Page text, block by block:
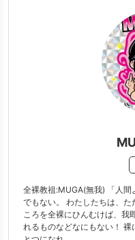
全裸教祖:MUGA(無我) 「人
でもない。 わたしたちは、
ころを全裸にひんむけば、我
れるものなどなにもない！